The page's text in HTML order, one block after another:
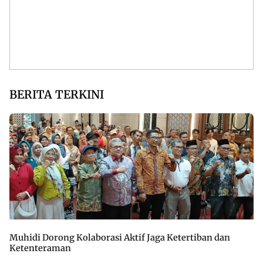
BERITA TERKINI
Muhidi Dorong Kolaborasi Aktif Jaga Ketertiban dan
Ketenteraman